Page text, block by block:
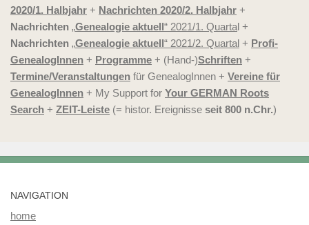
2020/1. Halbjahr + Nachrichten 2020/2. Halbjahr +
Nachrichten „Genealogie aktuell“ 2021/1. Quartal +
Nachrichten „Genealogie aktuell“ 2021/2. Quartal + Profi-
GenealogInnen + Programme + (Hand-)Schriften +
Termine/Veranstaltungen für GenealogInnen + Vereine für
GenealogInnen + My Support for Your GERMAN Roots
Search + ZEIT-Leiste (= histor. Ereignisse seit 800 n.Chr.)
NAVIGATION
home